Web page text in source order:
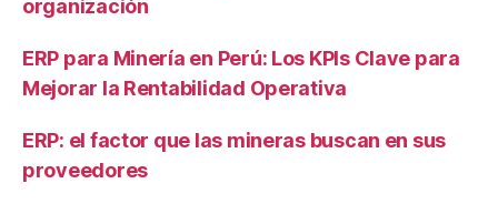
organización
ERP para Minería en Perú: Los KPIs Clave para
Mejorar la Rentabilidad Operativa
ERP: el factor que las mineras buscan en sus
proveedores